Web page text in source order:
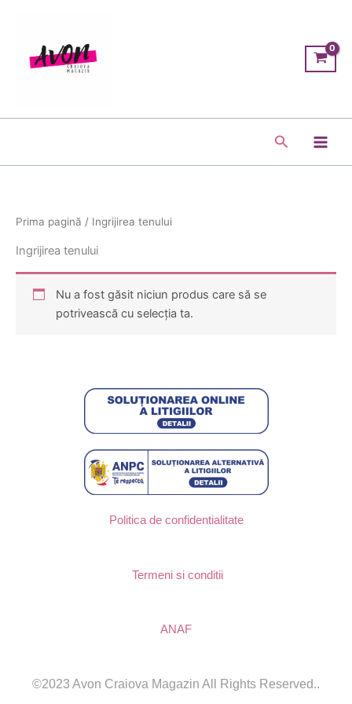
Search
Prima pagină / Ingrijirea tenului
Ingrijirea tenului
Nu a fost găsit niciun produs care să se
potrivească cu selecția ta.
Politica de confidentialitate
Termeni si conditii
ANAF
©2023 Avon Craiova Magazin All Rights Reserved..